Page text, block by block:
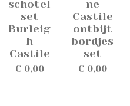
schotel
set
Burleig
h
Castile
€ 0,00
ne
Castile
ontbijt
bordjes
set
€ 0,00